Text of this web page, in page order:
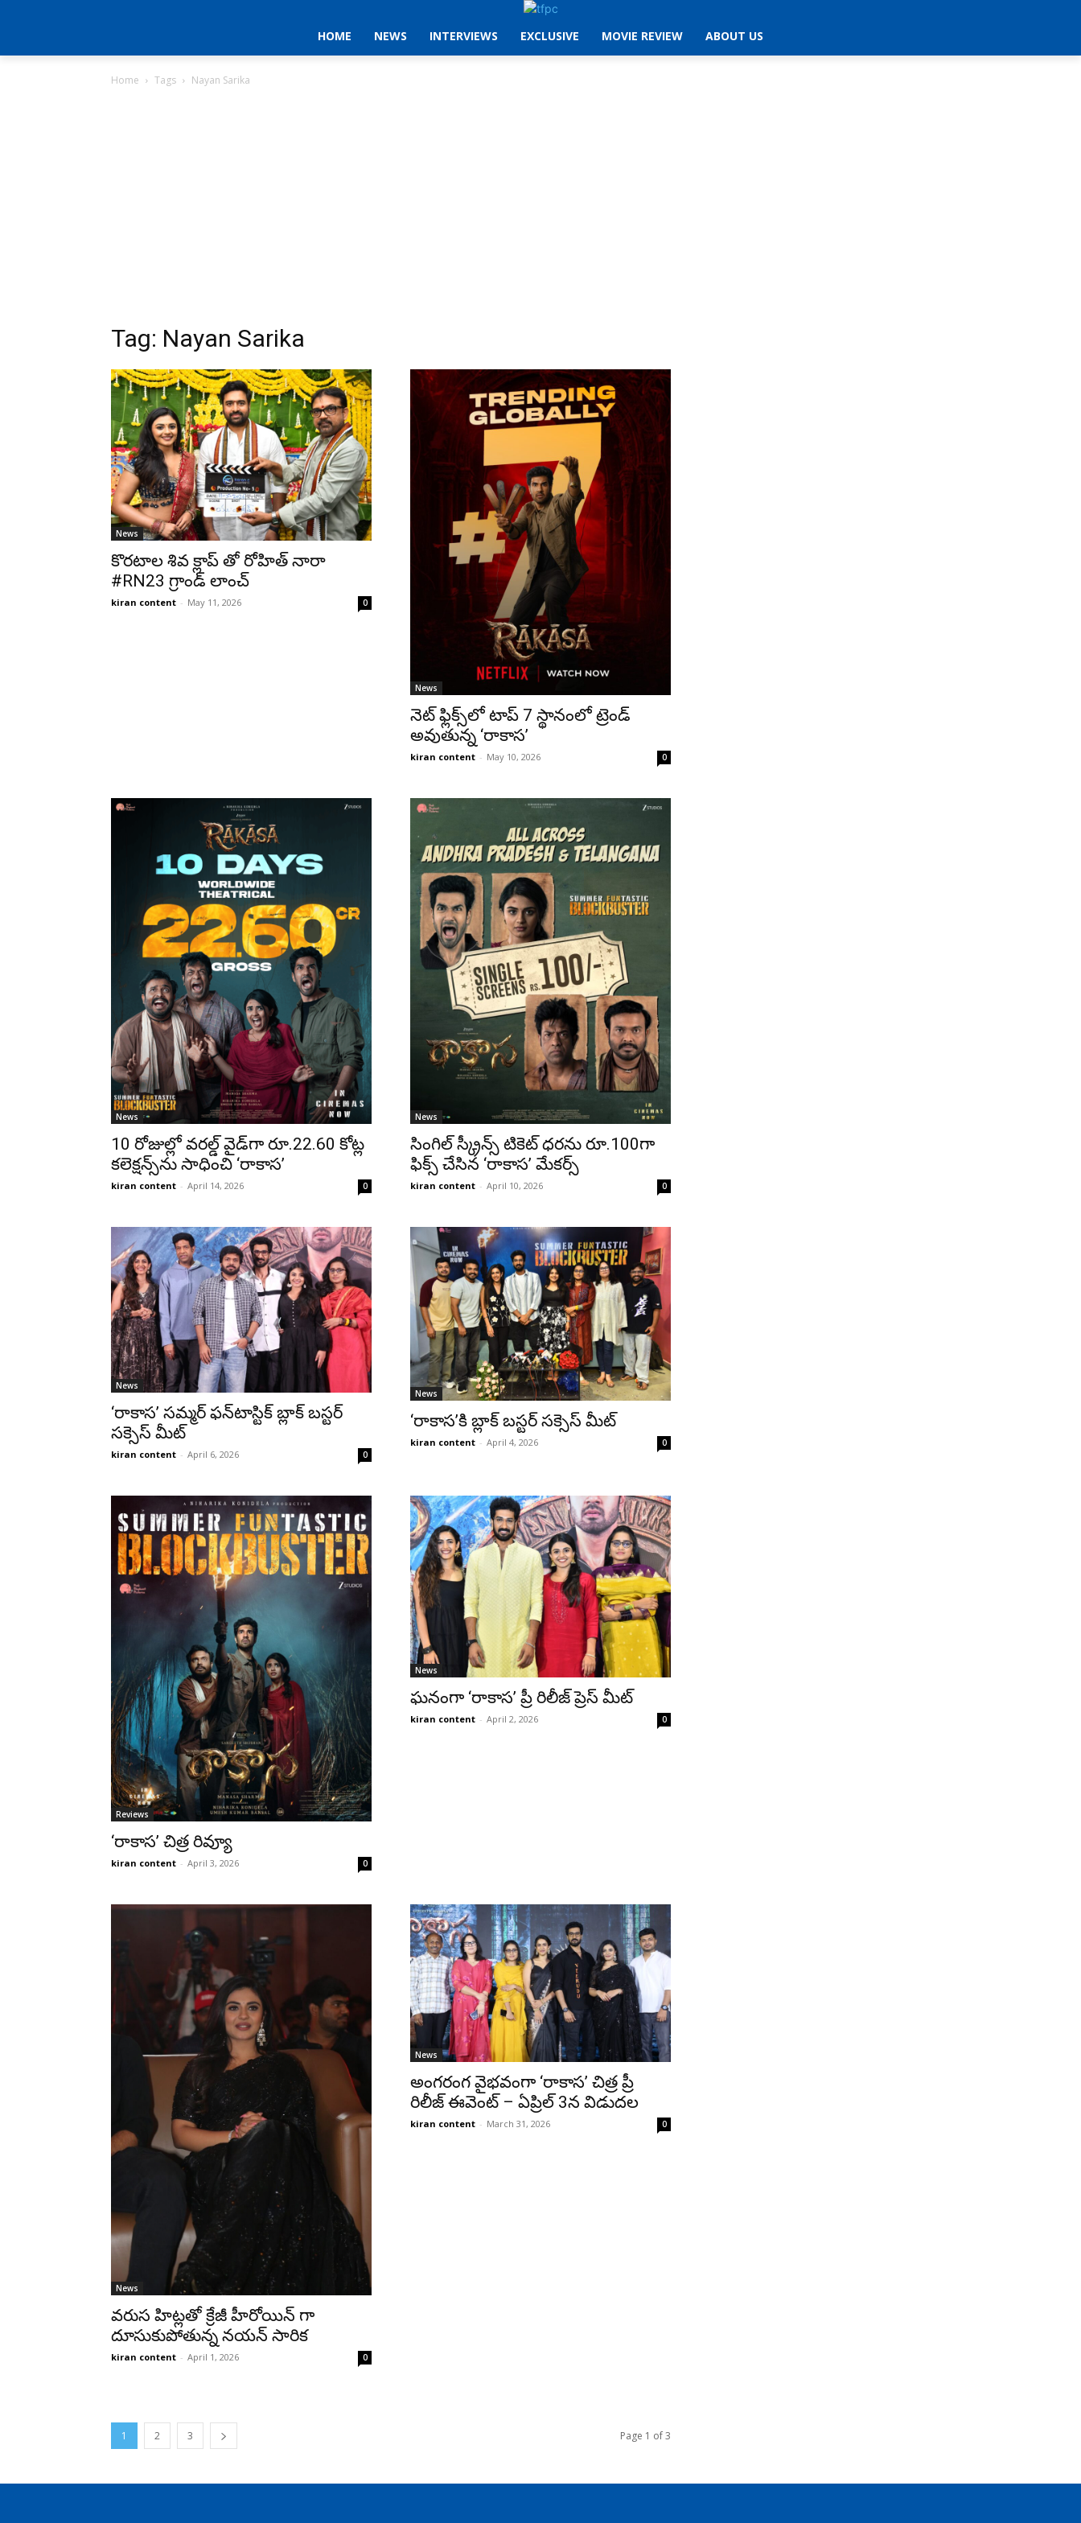
HOME NEWS INTERVIEWS EXCLUSIVE MOVIE REVIEW ABOUT US
Home Tags Nayan Sarika
Tag: Nayan Sarika
News
కొరటాల శివ క్లాప్‌ తో రోహిత్ నారా
#RN23 గ్రాండ్ లాంచ్
kiran content - May 11, 2026 0
News
నెట్ ఫ్లిక్స్‌లో టాప్ 7 స్థానంలో ట్రెండ్
అవుతున్న ‘రాకాస’
kiran content - May 10, 2026 0
News
10 రోజుల్లో వరల్డ్ వైడ్‌గా రూ.22.60 కోట్ల
క‌లెక్ష‌న్స్‌ను సాధించి ‘రాకాస‌’
kiran content - April 14, 2026 0
News
సింగిల్ స్క్రీన్స్ టికెట్ ధ‌ర‌ను రూ.100గా
ఫిక్స్ చేసిన ‘రాకాస‌’ మేక‌ర్స్‌
kiran content - April 10, 2026 0
News
‘రాకాస’ సమ్మర్ ఫన్‌టాస్టిక్ బ్లాక్ బస్టర్
సక్సెస్ మీట్‌
kiran content - April 6, 2026 0
News
‘రాకాస’కి బ్లాక్ బస్టర్ సక్సెస్ మీట్‌
kiran content - April 4, 2026 0
Reviews
‘రాకాస’ చిత్ర రివ్యూ
kiran content - April 3, 2026 0
News
ఘనంగా ‘రాకాస’ ప్రీ రిలీజ్ ప్రెస్ మీట్
kiran content - April 2, 2026 0
News
వరుస హిట్లతో క్రేజీ హీరోయిన్ గా
దూసుకుపోతున్న నయన్ సారిక
kiran content - April 1, 2026 0
News
అంగరంగ వైభవంగా ‘రాకాస’ చిత్ర ప్రీ
రిలీజ్ ఈవెంట్ – ఏప్రిల్ 3న విడుదల
kiran content - March 31, 2026 0
1 2 3 Page 1 of 3